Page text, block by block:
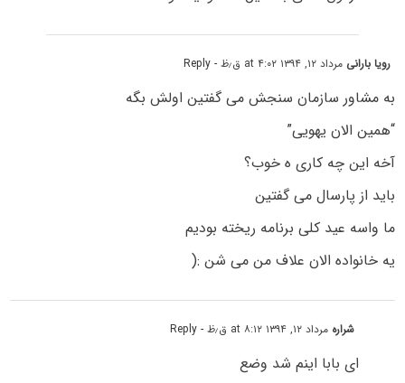
رویا بارانی مرداد ۱۲, ۱۳۹۴ at ۴:۰۲ ق٫ظ - Reply
به مشاور سازمان سنجش می گفتین اولش بگه
“همین الان یهویی”
آخه این چه کاری ه خوب؟
باید از پارسال می گفتین
ما واسه عید کلی برنامه ریخته بودیم
یه خانواده الان علاف من می شن :(
شراره مرداد ۱۲, ۱۳۹۴ at ۸:۱۲ ق٫ظ - Reply
ای بابا اینم شد وضع